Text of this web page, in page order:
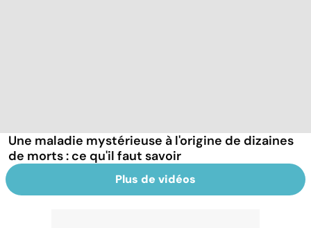
Une maladie mystérieuse à l'origine de dizaines
de morts : ce qu'il faut savoir
Plus de vidéos